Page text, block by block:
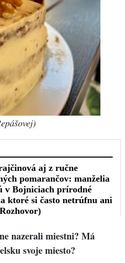
nazerali miestni? Má
svoje miesto?